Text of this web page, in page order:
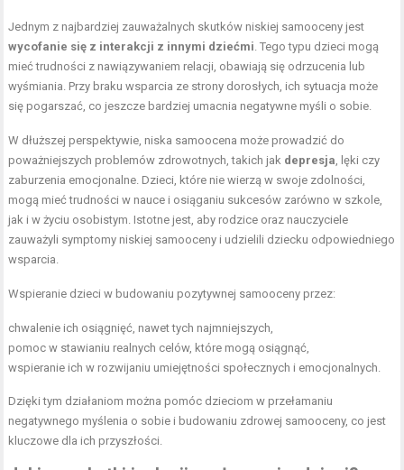
Jednym z najbardziej zauważalnych skutków niskiej samooceny jest
wycofanie się z interakcji z innymi dziećmi. Tego typu dzieci mogą
mieć trudności z nawiązywaniem relacji, obawiają się odrzucenia lub
wyśmiania. Przy braku wsparcia ze strony dorosłych, ich sytuacja może
się pogarszać, co jeszcze bardziej umacnia negatywne myśli o sobie.
W dłuższej perspektywie, niska samoocena może prowadzić do
poważniejszych problemów zdrowotnych, takich jak depresja, lęki czy
zaburzenia emocjonalne. Dzieci, które nie wierzą w swoje zdolności,
mogą mieć trudności w nauce i osiąganiu sukcesów zarówno w szkole,
jak i w życiu osobistym. Istotne jest, aby rodzice oraz nauczyciele
zauważyli symptomy niskiej samooceny i udzielili dziecku odpowiedniego
wsparcia.
Wspieranie dzieci w budowaniu pozytywnej samooceny przez:
chwalenie ich osiągnięć, nawet tych najmniejszych,
pomoc w stawianiu realnych celów, które mogą osiągnąć,
wspieranie ich w rozwijaniu umiejętności społecznych i emocjonalnych.
Dzięki tym działaniom można pomóc dzieciom w przełamaniu
negatywnego myślenia o sobie i budowaniu zdrowej samooceny, co jest
kluczowe dla ich przyszłości.